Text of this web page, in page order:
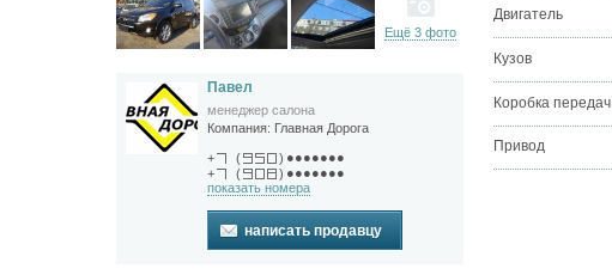
Ещё 3 фото
Павел
менеджер салона
Компания: Главная Дорога
+ ( ) ●●●●●●●
+
( ) ●●●●●●●
показать номера
написать продавцу
Двигатель
Кузов
Коробка передач
Привод